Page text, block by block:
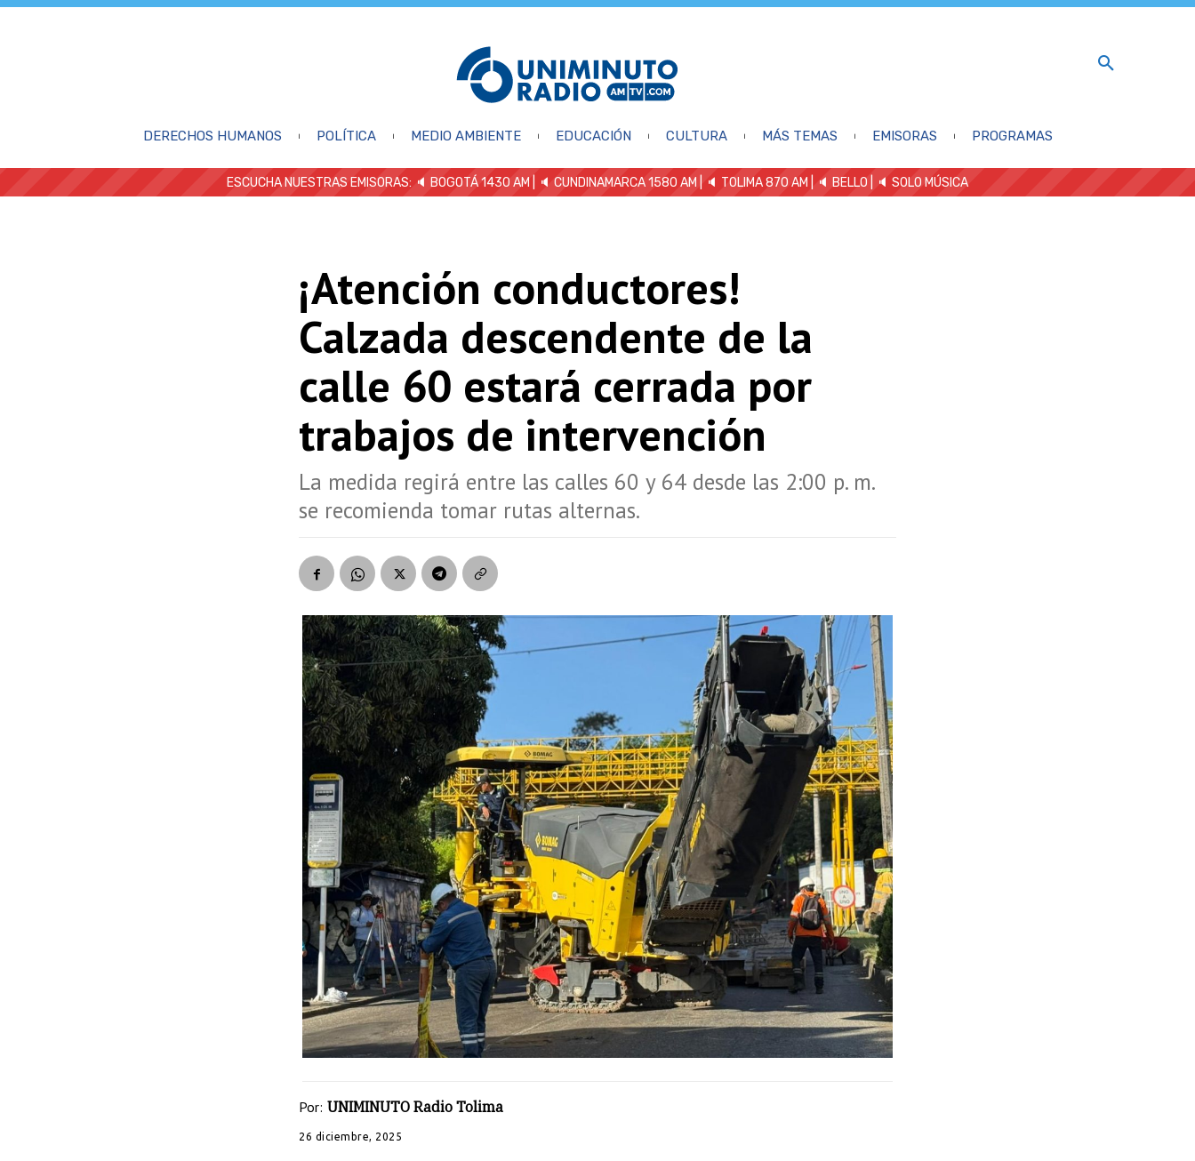
DERECHOS HUMANOS POLÍTICA MEDIO AMBIENTE EDUCACIÓN CULTURA MÁS TEMAS EMISORAS PROGRAMAS
ESCUCHA NUESTRAS EMISORAS: 🔈 BOGOTÁ 1430 AM | 🔈 CUNDINAMARCA 1580 AM | 🔈 TOLIMA 870 AM | 🔈 BELLO 🔈 SOLO MÚSICA
¡Atención conductores!
Calzada descendente de la
calle 60 estará cerrada por
trabajos de intervención
La medida regirá entre las calles 60 y 64 desde las 2:00 p. m.
se recomienda tomar rutas alternas.
Por: UNIMINUTO Radio Tolima
26 diciembre, 2025